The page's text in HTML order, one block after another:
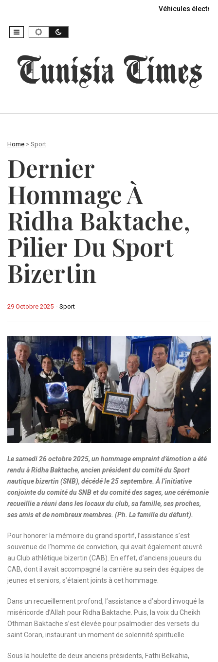
Véhicules
Home > Sport
Dernier
Hommage À
Ridha Baktache,
Pilier Du Sport
Bizertin
- Sport
29 Octobre 2025
Le samedi 26 octobre 2025, un hommage empreint d’émotion a été
rendu à Ridha Baktache, ancien président du comité du Sport
nautique bizertin (SNB), décédé le 25 septembre. À l’initiative
conjointe du comité du SNB et du comité des sages, une cérémonie
recueillie a réuni dans les locaux du club, sa famille, ses proches,
ses amis et de nombreux membres. (Ph. La famille du défunt).
Pour honorer la mémoire du grand sportif, l’assistance s’est
souvenue de l’homme de conviction, qui avait également œuvré
au Club athlétique bizertin (CAB). En effet, d’anciens joueurs du
CAB, dont il avait accompagné la carrière au sein des équipes de
jeunes et seniors, s’étaient joints à cet hommage.
Dans un recueillement profond, l’assistance a d’abord invoqué la
miséricorde d’Allah pour Ridha Baktache. Puis, la voix du Cheikh
Othman Baktache s’est élevée pour psalmodier des versets du
saint Coran, instaurant un moment de solennité spirituelle.
Sous la houlette de deux anciens présidents, Fathi Belkahia,